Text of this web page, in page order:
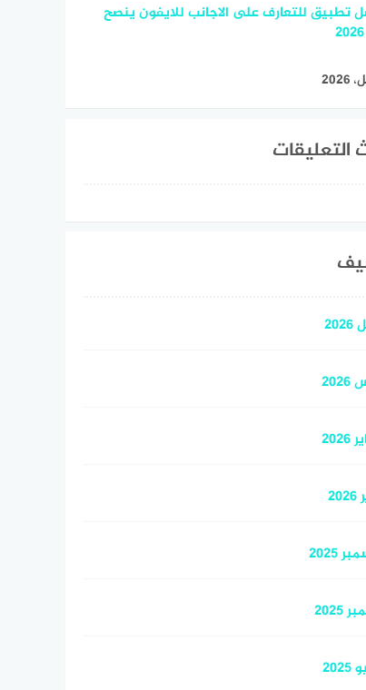
تطبيق للتعارف على الاجانب للايفون ينصح
التعليقات
2025
2025